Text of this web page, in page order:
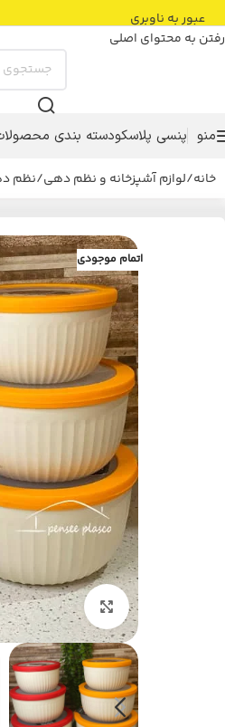
عبور به ناوبری
رفتن به محتوای اصلی
منو پنسی پلاسکودسته بندی
خانه/لوازم آشپزخانه و نظم دهی/نظم
اتمام موجودی
بزرگنمایی تصویر